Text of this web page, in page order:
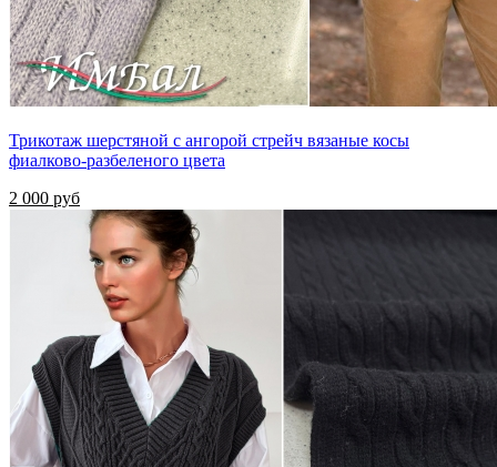
Трикотаж шерстяной с ангорой стрейч вязаные косы
фиалково-разбеленого цвета
2 000 руб